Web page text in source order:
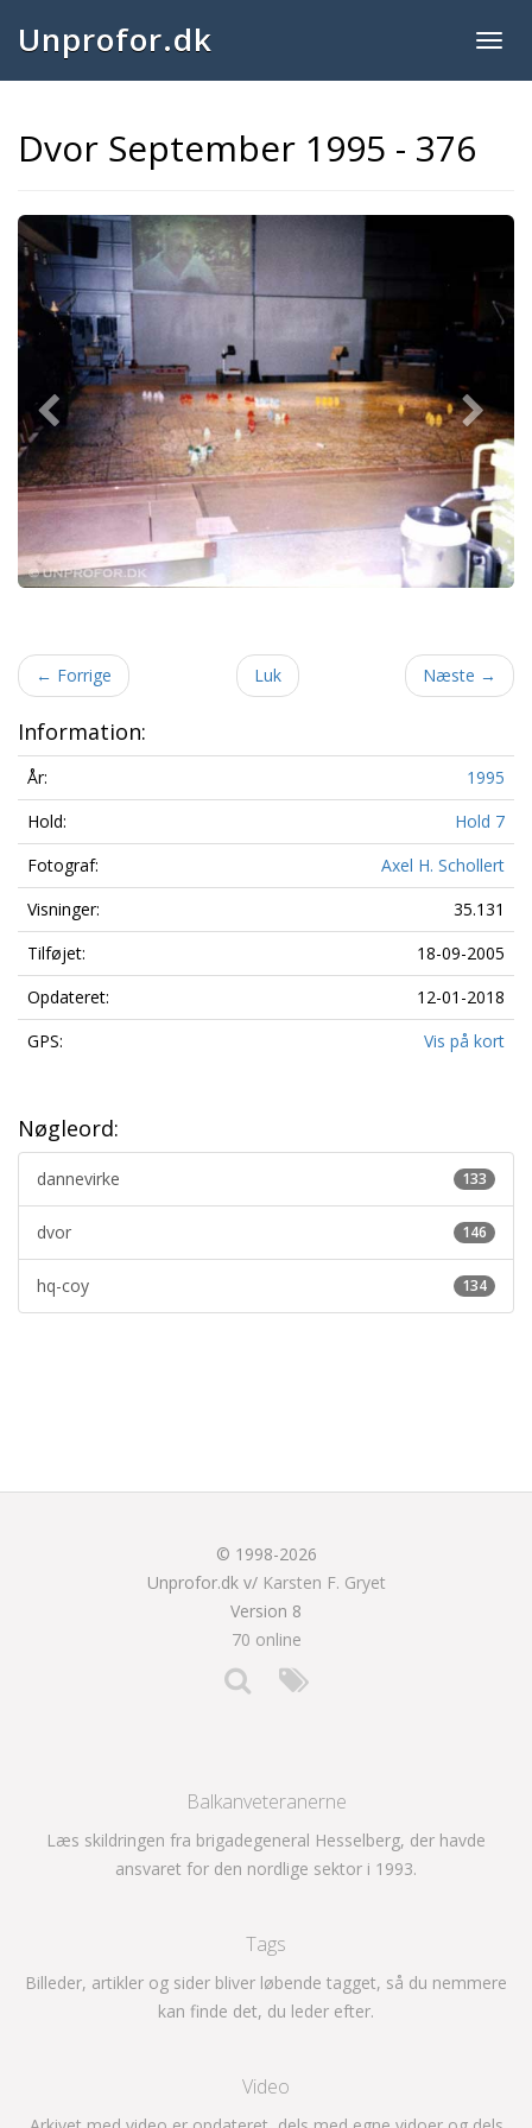
Unprofor.dk
Dvor September 1995 - 376
Previous
← Forrige Luk Næste →
Information:
År:
1995
Hold:
Hold 7
Fotograf:
Axel H. Schollert
Visninger:
35.131
Tilføjet:
18-09-2005
Opdateret:
12-01-2018
GPS:
Vis på kort
Nøgleord:
133
dannevirke
146
dvor
134
hq-coy
© 1998-2026
Unprofor.dk v/ Karsten F. Gryet
Version 8
70 online
Balkanveteranerne
Læs skildringen fra brigadegeneral Hesselberg, der havde
ansvaret for den nordlige sektor i 1993.
Tags
Billeder, artikler og sider bliver løbende tagget, så du nemmere
kan finde det, du leder efter.
Video